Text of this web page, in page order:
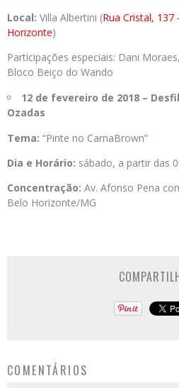
Local: Villa Albertini (Rua Cristal,
Horizonte)
Participações especiais: Dani
Bloco Beiço do Wando
12 de fevereiro de 2018 –
Ozadas
Tema: “Pinte no CarnaBrown”
Dia e Horário: sábado, a partir das
Concentração: Av. Afonso Pena
Belo Horizonte/MG
COMENTÁRIOS